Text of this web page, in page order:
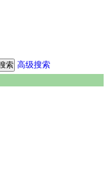
高级搜索